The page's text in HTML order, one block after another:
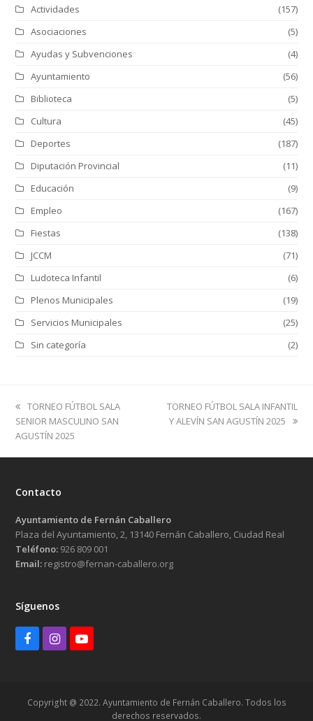
Actividades
(157)
Asociaciones
(5)
Ayudas y Subvenciones
(4)
Ayuntamiento
(56)
Biblioteca
(5)
Cultura
(45)
Deportes
(187)
Diputación Provincial
(11)
Educación
(9)
Empleo
(167)
Fiestas
(138)
JCCM
(71)
Ludoteca Infantil
(6)
Plenos Municipales
(19)
Servicios Municipales
(25)
Sin categoría
(2)
previous
post:
TORNEO FÚTBOL SALA
SENIOR MASCULINO SAN
AGUSTÍN 2025
next
post:
TORNEO FÚTBOL SALA INFANTIL
Y ALEVÍN SAN AGUSTÍN 2025
Contacto
Ayuntamiento de Fernán Caballero
Plaza del Ayuntamiento, 2, 13140 Fernán Caballero, Ciudad Real
Teléfono: 926 809 001
Email: registro@fernan-caballero.org
Síguenos
Facebook
Instagram
Youtube
Copyright @ 2022. Ayuntamiento de Fernán Caballero. Todos los
derechos reservados.